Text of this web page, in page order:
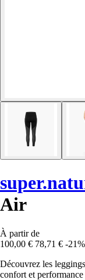
Air
À partir de
100,00 € 78,71 € -21%
Découvrez les
confort et